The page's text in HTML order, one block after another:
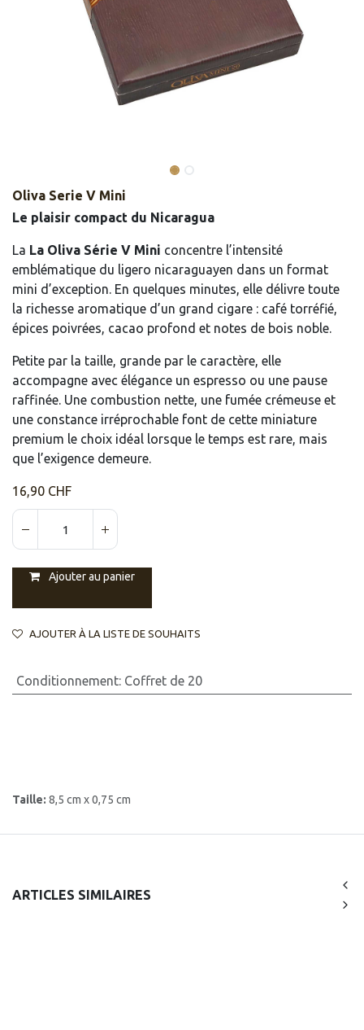
Oliva Serie V Mini
Le plaisir compact du Nicaragua
La La Oliva Série V Mini concentre l’intensité
emblématique du ligero nicaraguayen dans un format
mini d’exception. En quelques minutes, elle délivre toute
la richesse aromatique d’un grand cigare : café torréfié,
épices poivrées, cacao profond et notes de bois noble.
Petite par la taille, grande par le caractère, elle
accompagne avec élégance un espresso ou une pause
raffinée. Une combustion nette, une fumée crémeuse et
une constance irréprochable font de cette miniature
premium le choix idéal lorsque le temps est rare, mais
que l’exigence demeure.
16,90 CHF
Ajouter au panier
AJOUTER À LA LISTE DE SOUHAITS
Conditionnement: Coffret de 20
Taille: 8,5 cm x 0,75 cm
ARTICLES SIMILAIRES